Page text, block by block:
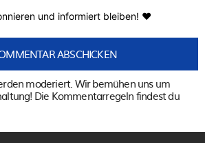
und informiert bleiben! ♥
moderiert. Wir bemühen uns um
Die Kommentarregeln findest du